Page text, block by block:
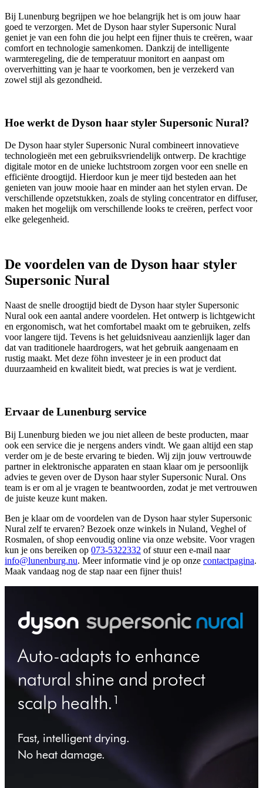
Bij Lunenburg begrijpen we hoe belangrijk het is om jouw haar
goed te verzorgen. Met de Dyson haar styler Supersonic Nural
geniet je van een fohn die jou helpt een fijner thuis te creëren, waar
comfort en technologie samenkomen. Dankzij de intelligente
warmteregeling, die de temperatuur monitort en aanpast om
oververhitting van je haar te voorkomen, ben je verzekerd van
zowel stijl als gezondheid.
Hoe werkt de Dyson haar styler Supersonic Nural?
De Dyson haar styler Supersonic Nural combineert innovatieve
technologieën met een gebruiksvriendelijk ontwerp. De krachtige
digitale motor en de unieke luchtstroom zorgen voor een snelle en
efficiënte droogtijd. Hierdoor kun je meer tijd besteden aan het
genieten van jouw mooie haar en minder aan het stylen ervan. De
verschillende opzetstukken, zoals de styling concentrator en diffuser,
maken het mogelijk om verschillende looks te creëren, perfect voor
elke gelegenheid.
De voordelen van de Dyson haar styler
Supersonic Nural
Naast de snelle droogtijd biedt de Dyson haar styler Supersonic
Nural ook een aantal andere voordelen. Het ontwerp is lichtgewicht
en ergonomisch, wat het comfortabel maakt om te gebruiken, zelfs
voor langere tijd. Tevens is het geluidsniveau aanzienlijk lager dan
dat van traditionele haardrogers, wat het gebruik aangenaam en
rustig maakt. Met deze föhn investeer je in een product dat
duurzaamheid en kwaliteit biedt, wat precies is wat je verdient.
Ervaar de Lunenburg service
Bij Lunenburg bieden we jou niet alleen de beste producten, maar
ook een service die je nergens anders vindt. We gaan altijd een stap
verder om je de beste ervaring te bieden. Wij zijn jouw vertrouwde
partner in elektronische apparaten en staan klaar om je persoonlijk
advies te geven over de Dyson haar styler Supersonic Nural. Ons
team is er om al je vragen te beantwoorden, zodat je met vertrouwen
de juiste keuze kunt maken.
Ben je klaar om de voordelen van de Dyson haar styler Supersonic
Nural zelf te ervaren? Bezoek onze winkels in Nuland, Veghel of
Rosmalen, of shop eenvoudig online via onze website. Voor vragen
kun je ons bereiken op 073-5322332 of stuur een e-mail naar
info@lunenburg.nu. Meer informatie vind je op onze contactpagina.
Maak vandaag nog de stap naar een fijner thuis!
Auto-adapts to enhance
natural shine and protect
scalp health.¹
Fast, intelligent drying.
No heat damage.